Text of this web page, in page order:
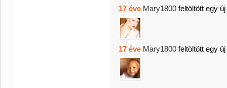
17 éve Mary1800 feltöltött egy új
17 éve Mary1800 feltöltött egy új